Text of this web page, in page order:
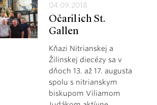
04.09.2018
Očaril ich St.
Gallen
Kňazi Nitrianskej a
Žilinskej diecézy sa v
dňoch 13. až 17. augusta
spolu s nitrianskym
biskupom Viliamom